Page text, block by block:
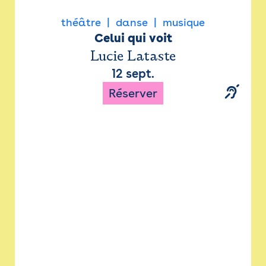
théâtre danse musique
Celui qui voit
Lucie Lataste
12 sept.
Réserver